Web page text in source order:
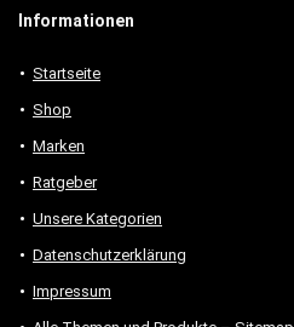
Informationen
Startseite
Shop
Marken
Ratgeber
Unsere Kategorien
Datenschutzerklärung
Impressum